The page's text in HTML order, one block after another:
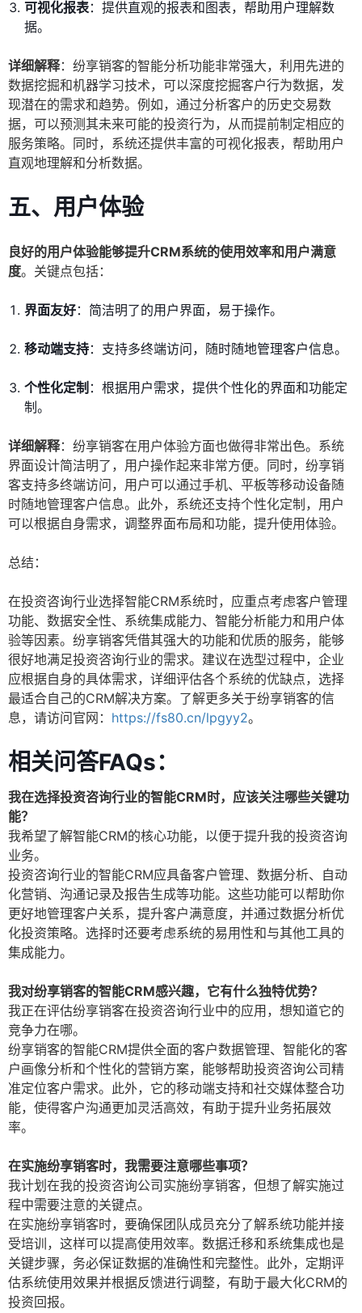
可视化报表：提供直观的报表和图表，帮助用户理解数
据。
详细解释：纷享销客的智能分析功能非常强大，利用先进的
数据挖掘和机器学习技术，可以深度挖掘客户行为数据，发
现潜在的需求和趋势。例如，通过分析客户的历史交易数
据，可以预测其未来可能的投资行为，从而提前制定相应的
服务策略。同时，系统还提供丰富的可视化报表，帮助用户
直观地理解和分析数据。
五、用户体验
良好的用户体验能够提升CRM系统的使用效率和用户满意
度。关键点包括：
界面友好：简洁明了的用户界面，易于操作。
移动端支持：支持多终端访问，随时随地管理客户信息。
个性化定制 ：根据用户需求，提供个性化的界面和功能定
制。
详细解释：纷享销客在用户体验方面也做得非常出色。系统
界面设计简洁明了，用户操作起来非常方便。同时，纷享销
客支持多终端访问，用户可以通过手机、平板等移动设备随
时随地管理客户信息。此外，系统还支持个性化定制，用户
可以根据自身需求，调整界面布局和功能，提升使用体验。
总结：
在投资咨询行业选择智能CRM系统时，应重点考虑客户管理
功能、数据安全性、系统集成能力、智能分析能力和用户体
验等因素。纷享销客凭借其强大的功能和优质的服务，能够
很好地满足投资咨询行业的需求。建议在选型过程中，企业
应根据自身的具体需求，详细评估各个系统的优缺点，选择
最适合自己的CRM解决方案。了解更多关于纷享销客的信
息，请访问官网： https://fs80.cn/lpgyy2。
相关问答FAQs：
我在选择投资咨询行业的智能CRM时，应该关注哪些关键功
能？
我希望了解智能CRM的核心功能，以便于提升我的投资咨询
业务。
投资咨询行业的智能CRM应具备客户管理、数据分析、自动
化营销、沟通记录及报告生成等功能。这些功能可以帮助你
更好地管理客户关系，提升客户满意度，并通过数据分析优
化投资策略。选择时还要考虑系统的易用性和与其他工具的
集成能力。
我对纷享销客的智能CRM感兴趣，它有什么独特优势？
我正在评估纷享销客在投资咨询行业中的应用，想知道它的
竞争力在哪。
纷享销客的智能CRM提供全面的客户数据管理、智能化的客
户画像分析和个性化的营销方案，能够帮助投资咨询公司精
准定位客户需求。此外，它的移动端支持和社交媒体整合功
能，使得客户沟通更加灵活高效，有助于提升业务拓展效
率。
在实施纷享销客时，我需要注意哪些事项？
我计划在我的投资咨询公司实施纷享销客，但想了解实施过
程中需要注意的关键点。
在实施纷享销客时，要确保团队成员充分了解系统功能并接
受培训，这样可以提高使用效率。数据迁移和系统集成也是
关键步骤，务必保证数据的准确性和完整性。此外，定期评
估系统使用效果并根据反馈进行调整，有助于最大化CRM的
投资回报。